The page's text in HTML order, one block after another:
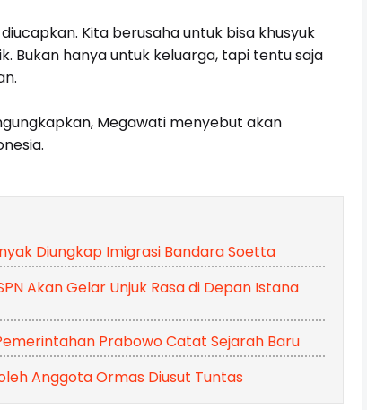
Kita berusaha untuk bisa khusyuk
Bukan hanya untuk keluarga, tapi tentu saja
Megawati menyebut akan
Diungkap Imigrasi Bandara Soetta
Akan Gelar Unjuk Rasa di Depan Istana
Prabowo Catat Sejarah Baru
Anggota Ormas Diusut Tuntas